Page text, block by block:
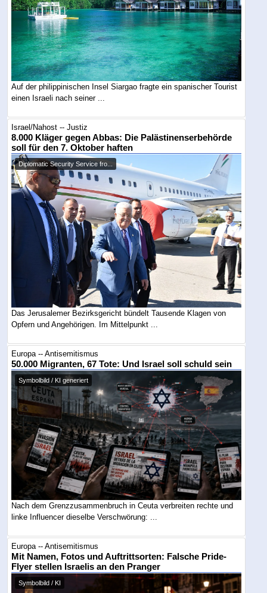
Auf der philippinischen Insel Siargao fragte ein spanischer Tourist
einen Israeli nach seiner ...
Israel/Nahost -- Justiz
8.000 Kläger gegen Abbas: Die Palästinenserbehörde
soll für den 7. Oktober haften
Diplomatic Security Service fro...
Das Jerusalemer Bezirksgericht bündelt Tausende Klagen von
Opfern und Angehörigen. Im Mittelpunkt ...
Europa -- Antisemitismus
50.000 Migranten, 67 Tote: Und Israel soll schuld sein
Symbolbild / KI generiert
Nach dem Grenzzusammenbruch in Ceuta verbreiten rechte und
linke Influencer dieselbe Verschwörung: ...
Europa -- Antisemitismus
Mit Namen, Fotos und Auftrittsorten: Falsche Pride-
Flyer stellen Israelis an den Pranger
Symbolbild / KI